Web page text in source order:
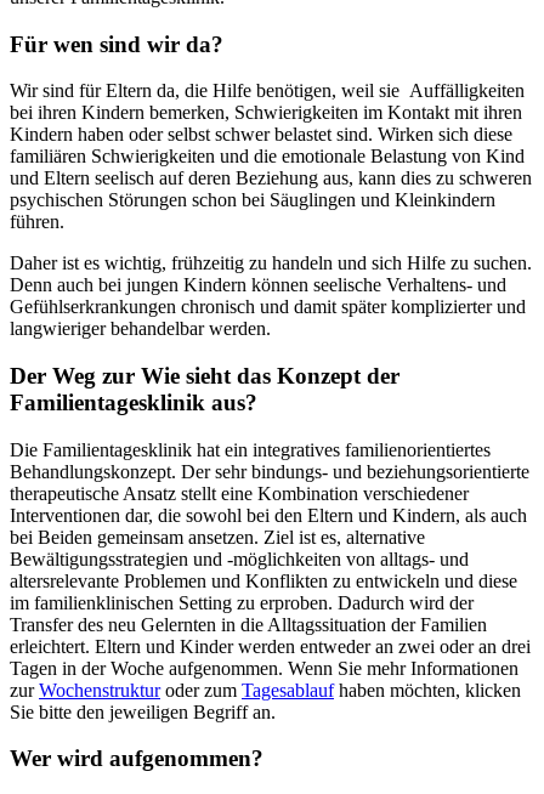
Für wen sind wir da?
Wir sind für Eltern da, die Hilfe benötigen, weil sie Auffälligkeiten
bei ihren Kindern bemerken, Schwierigkeiten im Kontakt mit ihren
Kindern haben oder selbst schwer belastet sind. Wirken sich diese
familiären Schwierigkeiten und die emotionale Belastung von Kind
und Eltern seelisch auf deren Beziehung aus, kann dies zu schweren
psychischen Störungen schon bei Säuglingen und Kleinkindern
führen.
Daher ist es wichtig, frühzeitig zu handeln und sich Hilfe zu suchen.
Denn auch bei jungen Kindern können seelische Verhaltens- und
Gefühlserkrankungen chronisch und damit später komplizierter und
langwieriger behandelbar werden.
Der Weg zur Wie sieht das Konzept der
Familientagesklinik aus?
Die Familientagesklinik hat ein integratives familienorientiertes
Behandlungskonzept. Der sehr bindungs- und beziehungsorientierte
therapeutische Ansatz stellt eine Kombination verschiedener
Interventionen dar, die sowohl bei den Eltern und Kindern, als auch
bei Beiden gemeinsam ansetzen. Ziel ist es, alternative
Bewältigungsstrategien und -möglichkeiten von alltags- und
altersrelevante Problemen und Konflikten zu entwickeln und diese
im familienklinischen Setting zu erproben. Dadurch wird der
Transfer des neu Gelernten in die Alltagssituation der Familien
erleichtert. Eltern und Kinder werden entweder an zwei oder an drei
Tagen in der Woche aufgenommen. Wenn Sie mehr Informationen
zurWochenstrukturoder zum Tagesablaufhaben möchten, klicken
Sie bitte den jeweiligen Begriff an.
Wer wird aufgenommen?